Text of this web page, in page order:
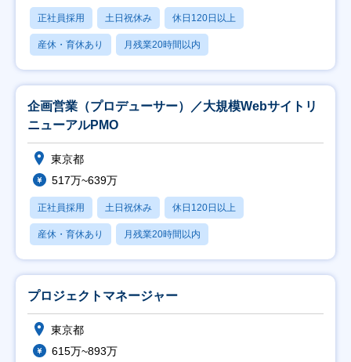
正社員採用 土日祝休み 休日120日以上
産休・育休あり 月残業20時間以内
企画営業（プロデューサー）／大規模Webサイトリ
ニューアルPMO
東京都
517万~639万
正社員採用 土日祝休み 休日120日以上
産休・育休あり 月残業20時間以内
プロジェクトマネージャー
東京都
615万~893万